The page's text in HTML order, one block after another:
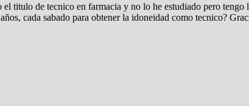
titulo de tecnico en farmacia y no lo he estudiado pero
cada sabado para obtener la idoneidad como tecnico?